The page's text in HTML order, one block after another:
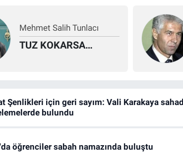
Mehmet Salih Tunlacı
TUZ KOKARSA…
Şenlikleri için geri sayım: Vali Karakaya
bulundu
öğrenciler sabah namazında buluştu